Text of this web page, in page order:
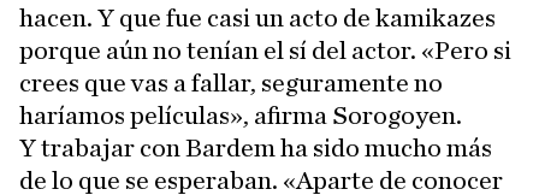
hacen. Y que fue casi un acto de kamikazes
porque aún no tenían el sí del actor. «Pero si
crees que vas a fallar, seguramente no
haríamos películas», afirma Sorogoyen.
Y trabajar con Bardem ha sido mucho más
de lo que se esperaban. «Aparte de conocer